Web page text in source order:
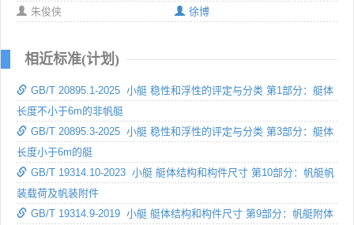
朱俊侠
徐博
相近标准(计划)
GB/T 20895.1-2025 小艇 稳性和浮性的评定与分类 第1部分：艇体
长度不小于6m的非帆艇
GB/T 20895.3-2025 小艇 稳性和浮性的评定与分类 第3部分：艇体
长度小于6m的艇
GB/T 19314.10-2023 小艇 艇体结构和构件尺寸 第10部分：帆艇帆
装载荷及帆装附件
GB/T 19314.9-2019 小艇 艇体结构和构件尺寸 第9部分：帆艇附体